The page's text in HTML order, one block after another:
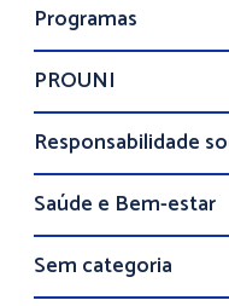
Programas
PROUNI
Responsabilidade
Saúde e Bem-estar
Sem categoria